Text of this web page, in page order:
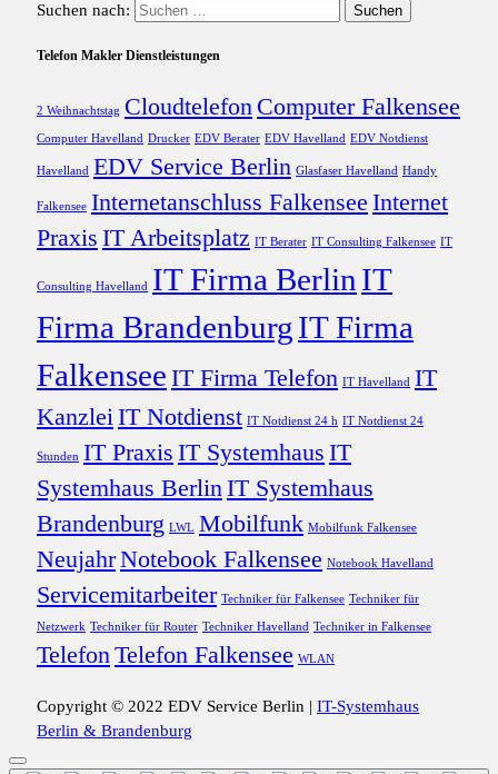
Suchen nach:
Telefon Makler Dienstleistungen
2 Weihnachtstag Cloudtelefon Computer Falkensee
Computer Havelland Drucker EDV Berater EDV Havelland EDV Notdienst
Havelland EDV Service Berlin Glasfaser Havelland Handy
Falkensee Internetanschluss Falkensee Internet
Praxis IT Arbeitsplatz IT Berater IT Consulting Falkensee IT
Consulting Havelland IT Firma Berlin IT
Firma BrandenburgIT Firma
Falkensee IT Firma Telefon IT Havelland IT
KanzleiIT Notdienst IT Notdienst 24 h IT Notdienst 24
Stunden IT Praxis IT Systemhaus IT
Systemhaus BerlinIT Systemhaus
Brandenburg LWL Mobilfunk Mobilfunk Falkensee
NeujahrNotebook Falkensee Notebook Havelland
Servicemitarbeiter Techniker für Falkensee Techniker für
Netzwerk Techniker für Router Techniker Havelland Techniker in Falkensee
TelefonTelefon Falkensee WLAN
Copyright © 2022 EDV Service Berlin | IT-Systemhaus
Berlin & Brandenburg